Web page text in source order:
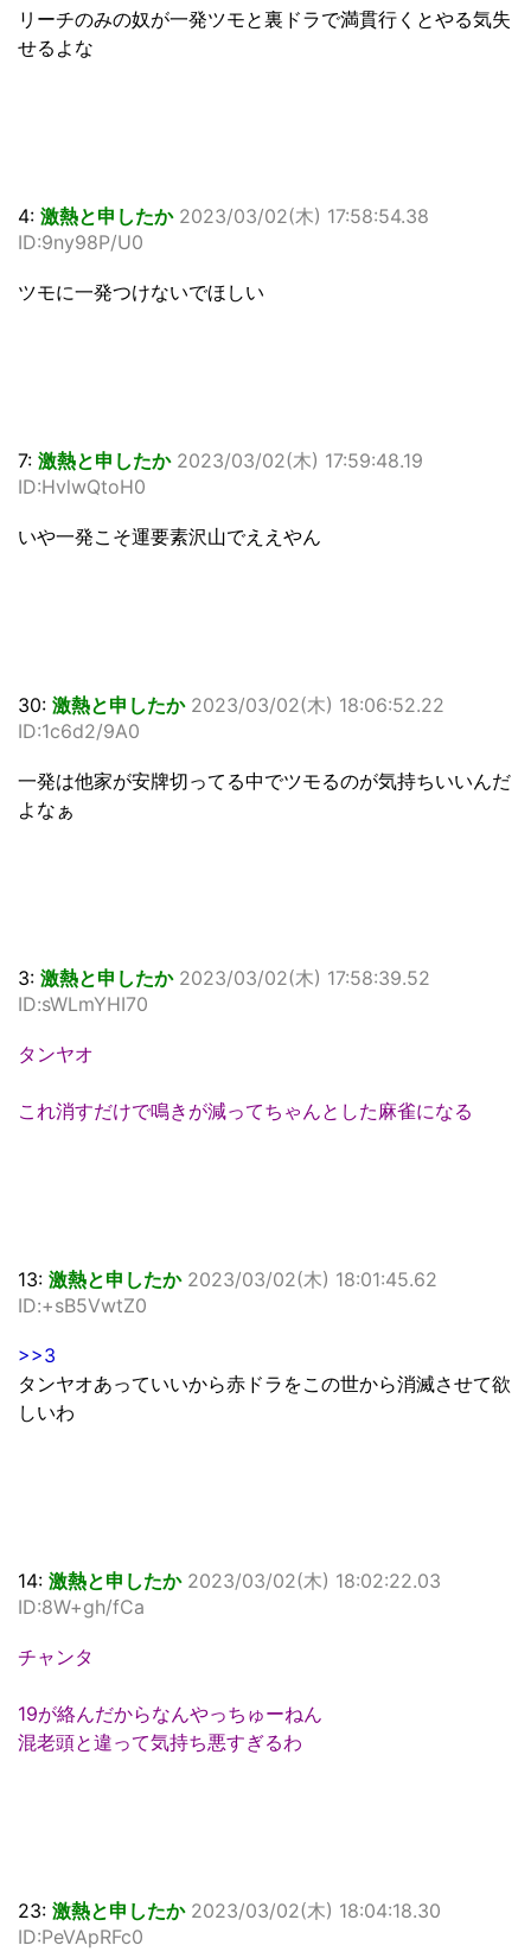
リーチのみの奴が一発ツモと裏ドラで満貫行くとやる気失
せるよな
4: 激熱と申したか 2023/03/02(木) 17:58:54.38
ID:9ny98P/U0
ツモに一発つけないでほしい
7: 激熱と申したか 2023/03/02(木) 17:59:48.19
ID:HvlwQtoH0
いや一発こそ運要素沢山でええやん
30: 激熱と申したか 2023/03/02(木) 18:06:52.22
ID:1c6d2/9A0
一発は他家が安牌切ってる中でツモるのが気持ちいいんだ
よなぁ
3: 激熱と申したか 2023/03/02(木) 17:58:39.52
ID:sWLmYHI70
タンヤオ
これ消すだけで鳴きが減ってちゃんとした麻雀になる
13: 激熱と申したか 2023/03/02(木) 18:01:45.62
ID:+sB5VwtZ0
>>3
タンヤオあっていいから赤ドラをこの世から消滅させて欲
しいわ
14: 激熱と申したか 2023/03/02(木) 18:02:22.03
ID:8W+gh/fCa
チャンタ
19が絡んだからなんやっちゅーねん
混老頭と違って気持ち悪すぎるわ
23: 激熱と申したか 2023/03/02(木) 18:04:18.30
ID:PeVApRFc0